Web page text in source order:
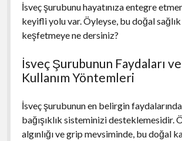
İsveç şurubunu hayatınıza entegre
keyifli yolu var. Öyleyse, bu doğal
keşfetmeye ne dersiniz?
İsveç Şurubunun Faydaları
Kullanım Yöntemleri
İsveç şurubunun en belirgin
bağışıklık sisteminizi desteklemesidir.
algınlığı ve grip mevsiminde, bu doğal